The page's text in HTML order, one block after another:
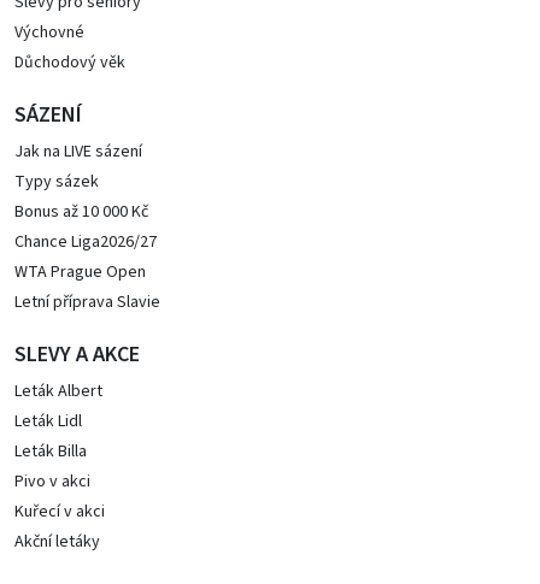
Výchovné
Důchodový věk
SÁZENÍ
Jak na LIVE sázení
Typy sázek
Bonus až 10 000 Kč
Chance Liga2026/27
WTA Prague Open
Letní příprava Slavie
SLEVY A AKCE
Leták Albert
Leták Lidl
Leták Billa
Pivo v akci
Kuřecí v akci
Akční letáky